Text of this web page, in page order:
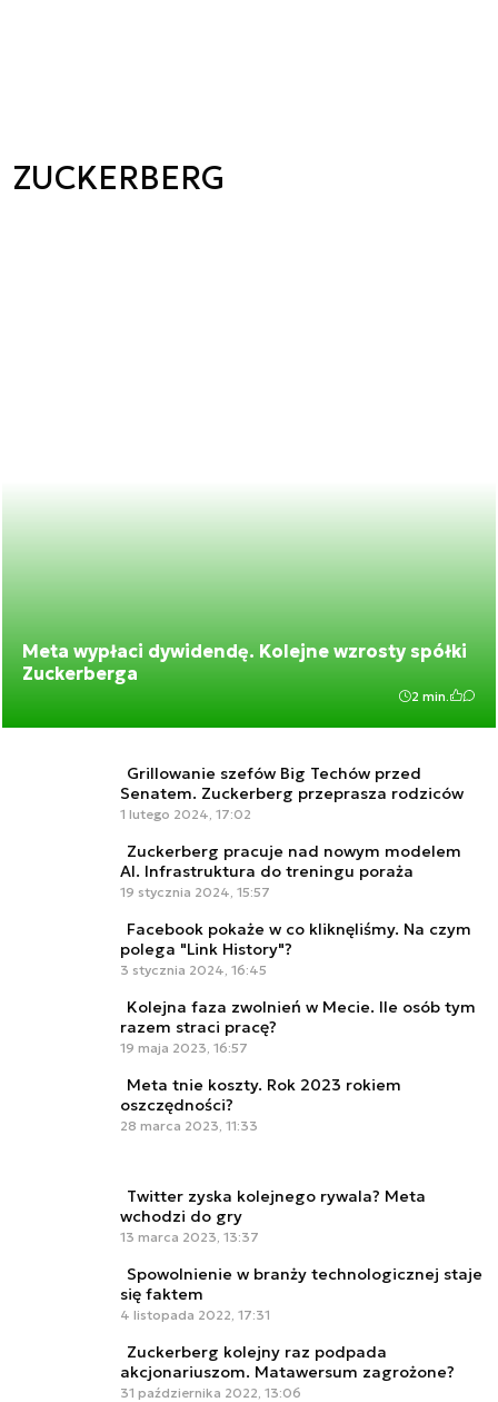
ZUCKERBERG
Meta wypłaci dywidendę. Kolejne wzrosty spółki
Zuckerberga
2 min.
Grillowanie szefów Big Techów przed
Senatem. Zuckerberg przeprasza rodziców
1 lutego 2024, 17:02
Zuckerberg pracuje nad nowym modelem
AI. Infrastruktura do treningu poraża
19 stycznia 2024, 15:57
Facebook pokaże w co kliknęliśmy. Na czym
polega "Link History"?
3 stycznia 2024, 16:45
Kolejna faza zwolnień w Mecie. Ile osób tym
razem straci pracę?
19 maja 2023, 16:57
Meta tnie koszty. Rok 2023 rokiem
oszczędności?
28 marca 2023, 11:33
Twitter zyska kolejnego rywala? Meta
wchodzi do gry
13 marca 2023, 13:37
Spowolnienie w branży technologicznej staje
się faktem
4 listopada 2022, 17:31
Zuckerberg kolejny raz podpada
akcjonariuszom. Matawersum zagrożone?
31 października 2022, 13:06